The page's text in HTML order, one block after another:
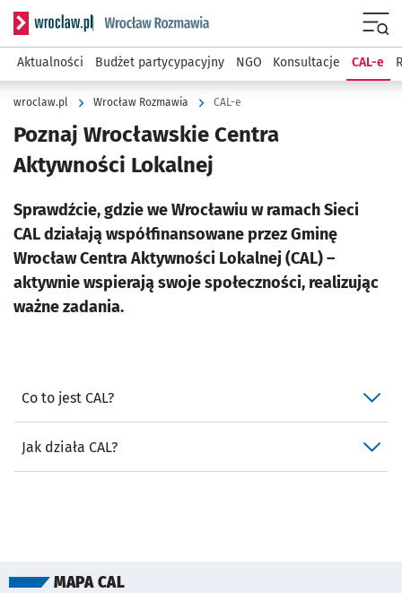
Serwis informacyjny wroclaw.pl podserwis: Rozmawia
Aktualności Budżet partycypacyjny NGO Konsultacje CAL-e
wroclaw.pl Wrocław Rozmawia CAL-e
Poznaj Wrocławskie Centra
Aktywności Lokalnej
Sprawdźcie, gdzie we Wrocławiu w ramach Sieci
CAL działają współfinansowane przez Gminę
Wrocław Centra Aktywności Lokalnej (CAL) –
aktywnie wspierają swoje społeczności, realizując
ważne zadania.
Co to jest CAL?
Jak działa CAL?
MAPA CAL